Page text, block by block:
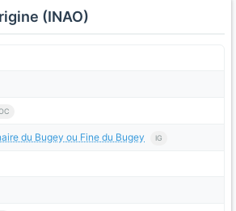
(INAO)
du Bugey ou Fine du Bugey IG